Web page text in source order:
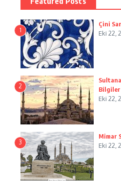
1
Çini
Eki 22,
2
Bilgiler
Eki 22,
3
Mimar
Eki 22,